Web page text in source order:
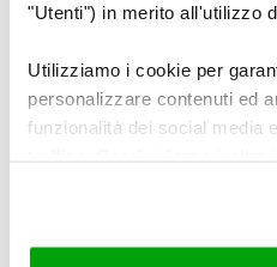
"Utenti") in merito all'utilizzo
Utilizziamo i cookie per
personalizzare contenuti ed
funzionalità dei social media
di analisi dei dati web,
potrebbero combinarle con
LEGGI ANCHE